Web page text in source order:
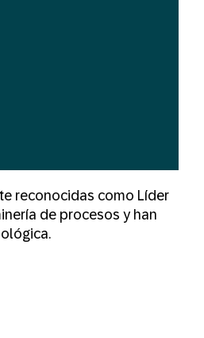
reconocidas como Líder
de procesos y han